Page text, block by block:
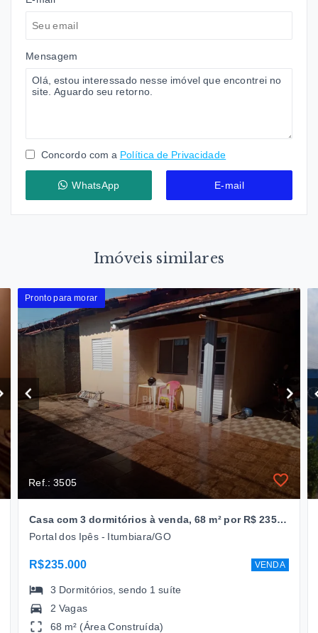
Mensagem
Concordo com a Política de Privacidade
WhatsApp E-mail
Imóveis similares
Pronto para morar
Ref.: 3505
Casa com 3 dormitórios à venda, 68 m² por R$ 235.000,00 - Portal Dos Ipes - Itumbiara/GO
Portal dos Ipês - Itumbiara/GO
R$235.000 VENDA
3 Dormitórios , sendo 1 suíte
2 Vagas
68 m² (Área Construída)